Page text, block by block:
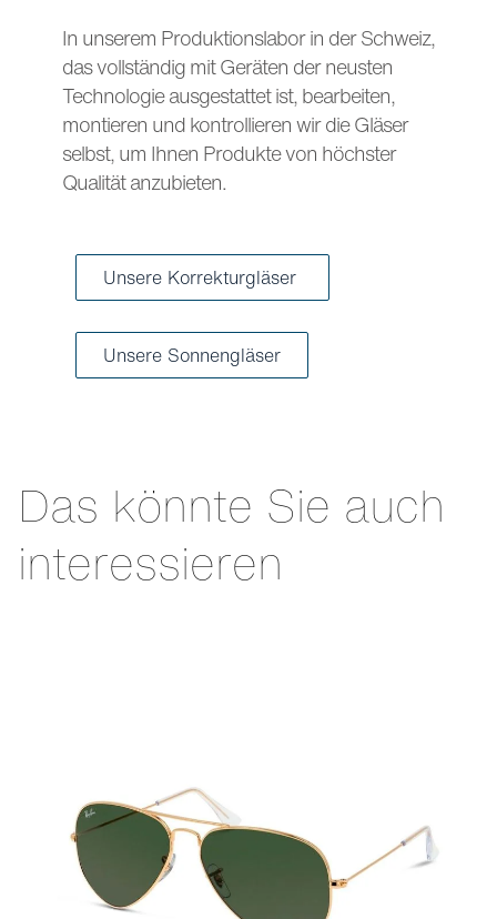
In unserem Produktionslabor in der Schweiz,
das vollständig mit Geräten der neusten
Technologie ausgestattet ist, bearbeiten,
montieren und kontrollieren wir die Gläser
selbst, um Ihnen Produkte von höchster
Qualität anzubieten.
Unsere Korrekturgläser
Unsere Sonnengläser
Das könnte Sie auch
interessieren